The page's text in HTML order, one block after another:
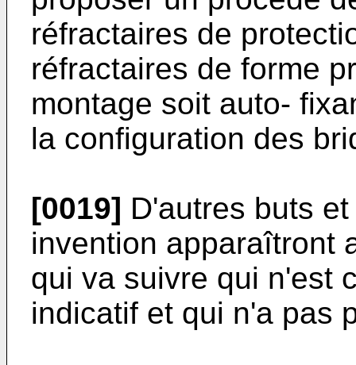
réfractaires de
réfractaires de forme
montage soit auto-
la configuration des
[0019] D'autres buts
invention apparaîtront
qui va suivre qui n'est
indicatif et qui n'a pas